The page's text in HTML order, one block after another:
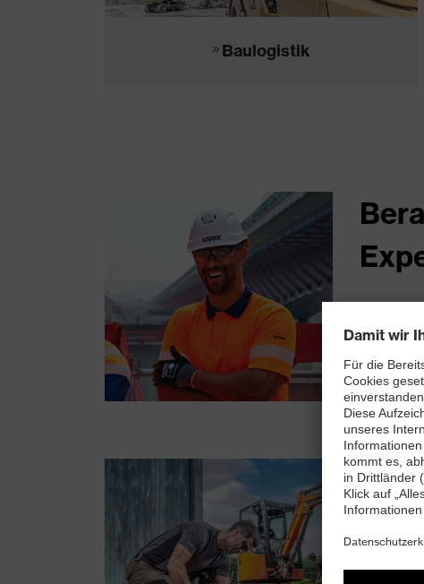
Baulogistik
offene
Sie da.
ZUM
haben